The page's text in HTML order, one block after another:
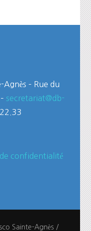
– Rue du
secretariat@db-
confidentialité
Sainte-Agnès /